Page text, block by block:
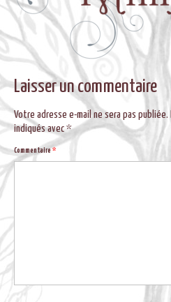
AGENDA
CONTACT
Laisser un commentaire
Votre adresse e-mail ne sera pas publiée.
indiqués avec*
Commentaire *